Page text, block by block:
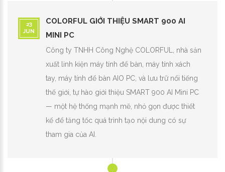
23
JUN
COLORFUL GIỚI THIỆU SMART 900 AI
MINI PC
Công ty TNHH Công Nghệ COLORFUL, nhà sản
xuất linh kiện máy tính để bàn, máy tính xách
tay, máy tính để bàn AIO PC, và lưu trữ nổi tiếng
thế giới, tự hào giới thiệu SMART 900 AI Mini PC
— một hệ thống mạnh mẽ, nhỏ gọn được thiết
kế để tăng tốc quá trình tạo nội dung có sự
tham gia của AI.